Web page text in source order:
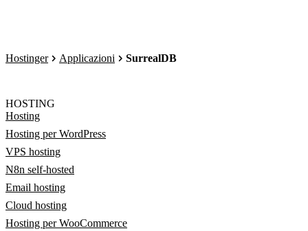
Hostinger Applicazioni SurrealDB
HOSTING
Hosting
Hosting per WordPress
VPS hosting
N8n self-hosted
Email hosting
Cloud hosting
Hosting per WooCommerce